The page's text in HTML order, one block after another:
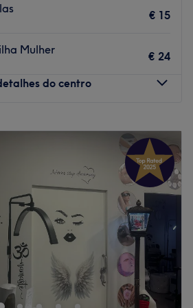
€ 15
Mulher
€ 24
do centro
– 19:00
19:00
09:00–19:00
09:00 –19:00
09:00–19:00
Fechado
e Estética situa-se
Cave, no Porto, e promete cuidar do
ninguém. A Jordana está à tua
o atendimento personalizado